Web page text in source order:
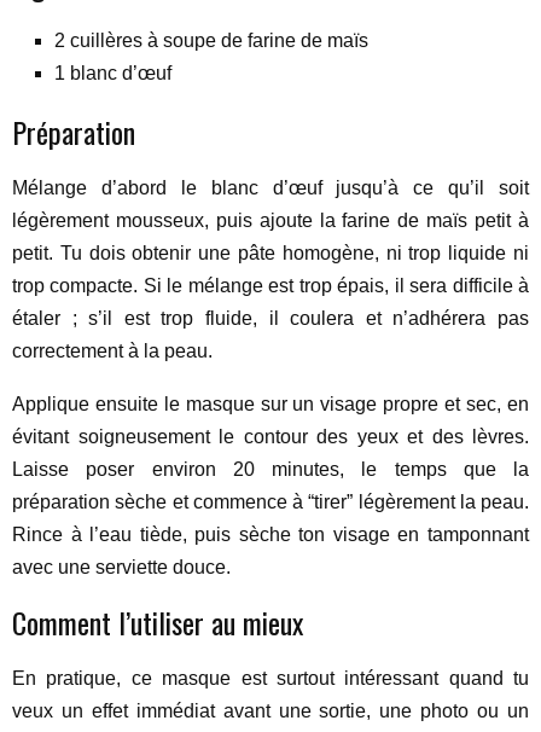
2 cuillères à soupe de farine de maïs
1 blanc d’œuf
Préparation
Mélange d’abord le blanc d’œuf jusqu’à ce qu’il soit
légèrement mousseux, puis ajoute la farine de maïs petit à
petit. Tu dois obtenir une pâte homogène, ni trop liquide ni
trop compacte. Si le mélange est trop épais, il sera difficile à
étaler ; s’il est trop fluide, il coulera et n’adhérera pas
correctement à la peau.
Applique ensuite le masque sur un visage propre et sec, en
évitant soigneusement le contour des yeux et des lèvres.
Laisse poser environ 20 minutes, le temps que la
préparation sèche et commence à “tirer” légèrement la peau.
Rince à l’eau tiède, puis sèche ton visage en tamponnant
avec une serviette douce.
Comment l’utiliser au mieux
En pratique, ce masque est surtout intéressant quand tu
veux un effet immédiat avant une sortie, une photo ou un